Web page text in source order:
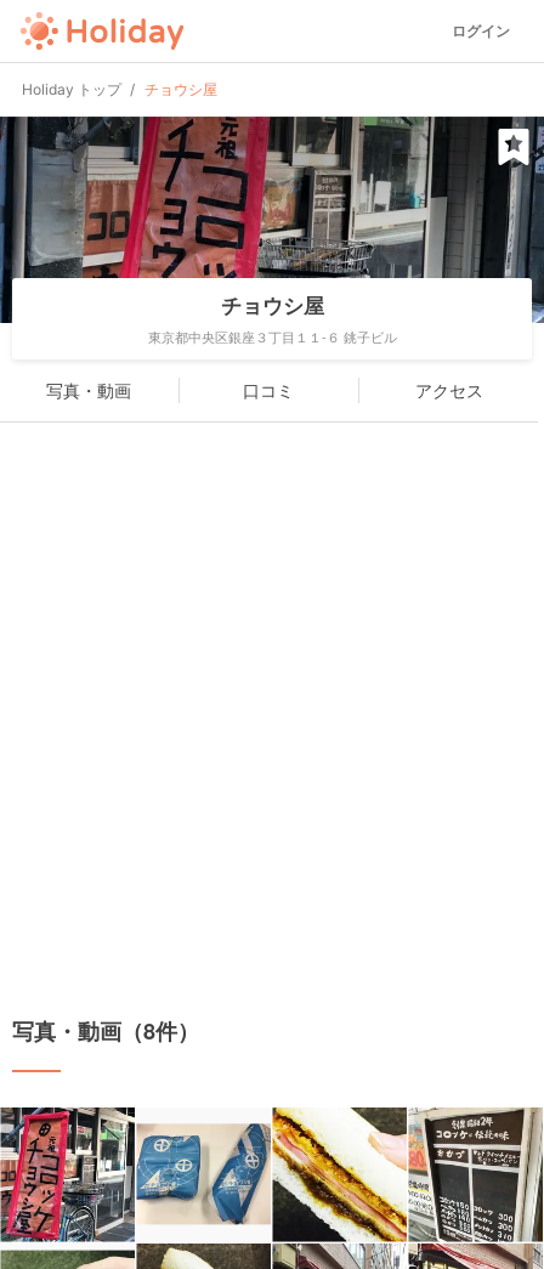
ログイン
Holiday トップ チョウシ屋
チョウシ屋
東京都中央区銀座３丁目１１-６ 銚子ビル
写真・動画 口コミ アクセス
写真・動画（8件）